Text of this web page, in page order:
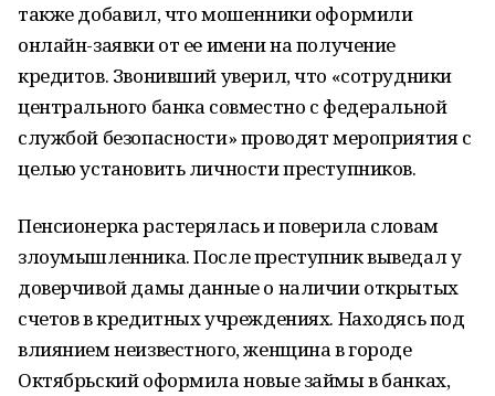
также добавил, что мошенники оформили
онлайн-заявки от ее имени на получение
кредитов. Звонивший уверил, что «сотрудники
центрального банка совместно с федеральной
службой безопасности» проводят мероприятия с
целью установить личности преступников.
Пенсионерка растерялась и поверила словам
злоумышленника. После преступник выведал у
доверчивой дамы данные о наличии открытых
счетов в кредитных учреждениях. Находясь под
влиянием неизвестного, женщина в городе
Октябрьский оформила новые займы в банках,